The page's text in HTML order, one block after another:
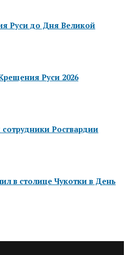
Руси до Дня Великой
Руси 2026
Росгвардии
в столице Чукотки в День